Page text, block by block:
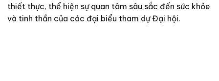
thiết thực, thể hiện sự quan tâm sâu sắc đến sức khỏe
và tinh thần của các đại biểu tham dự Đại hội.